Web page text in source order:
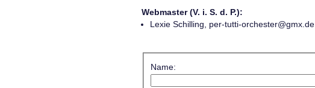
Webmaster (V. i. S. d. P.):
Lexie Schilling, per-tutti-orchester@gmx.de
Name: